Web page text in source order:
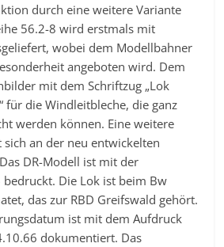
durch eine weitere Variante
56.2-8 wird erstmals mit
wobei dem Modellbahner
angeboten wird. Dem
mit dem Schriftzug „Lok
für die Windleitbleche, die ganz
werden können. Eine weitere
an der neu entwickelten
DR-Modell ist mit der
Die Lok ist beim Bw
das zur RBD Greifswald gehört.
ist mit dem Aufdruck
dokumentiert. Das